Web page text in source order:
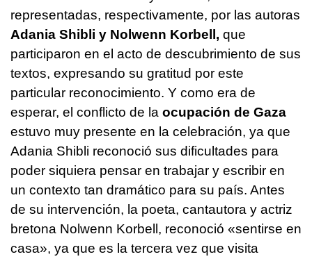
representadas, respectivamente, por las autoras
Adania Shibli y Nolwenn Korbell, que
participaron en el acto de descubrimiento de sus
textos, expresando su gratitud por este
particular reconocimiento. Y como era de
esperar, el conflicto de la ocupación de Gaza
estuvo muy presente en la celebración, ya que
Adania Shibli reconoció sus dificultades para
poder siquiera pensar en trabajar y escribir en
un contexto tan dramático para su país. Antes
de su intervención, la poeta, cantautora y actriz
bretona Nolwenn Korbell, reconoció «sentirse en
casa», ya que es la tercera vez que visita